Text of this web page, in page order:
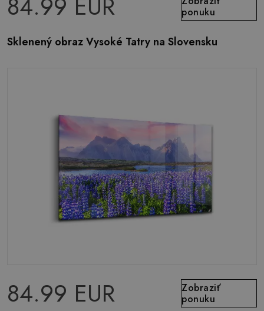
ponuku
Sklenený obraz Vysoké Tatry na Slovensku
84.99 EUR
Zobraziť
ponuku